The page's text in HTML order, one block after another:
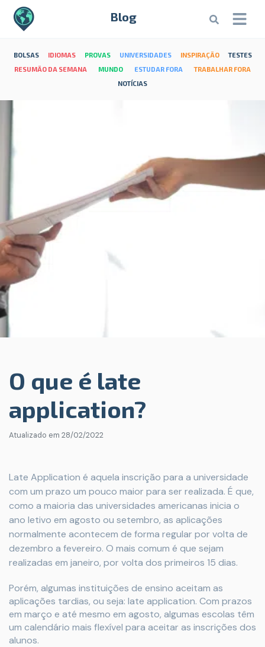
Blog
BOLSAS IDIOMAS PROVAS UNIVERSIDADES INSPIRAÇÃO
TESTES
RESUMÃO DA SEMANA
MUNDO ESTUDAR FORA
TRABALHAR FORA
NOTÍCIAS
O que é late
application?
Atualizado em 28/02/2022
Late Application é aquela inscrição para a universidade
com um prazo um pouco maior para ser realizada. É que,
como a maioria das universidades americanas inicia o
ano letivo em agosto ou setembro, as aplicações
normalmente acontecem de forma regular por volta de
dezembro a fevereiro. O mais comum é que sejam
realizadas em janeiro, por volta dos primeiros 15 dias.
Porém, algumas instituições de ensino aceitam as
aplicações tardias, ou seja: late application. Com prazos
em março e até mesmo em agosto, algumas escolas têm
um calendário mais flexível para aceitar as inscrições dos
alunos.